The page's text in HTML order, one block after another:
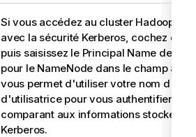
Si vous accédez au cluster Hadoop
avec la sécurité Kerberos, cochez
puis saisissez le Principal Name de
pour le NameNode dans le champ
vous permet d'utiliser votre nom
d'utilisatrice pour vous authentifier, en
comparant aux informations stockées
Kerberos.